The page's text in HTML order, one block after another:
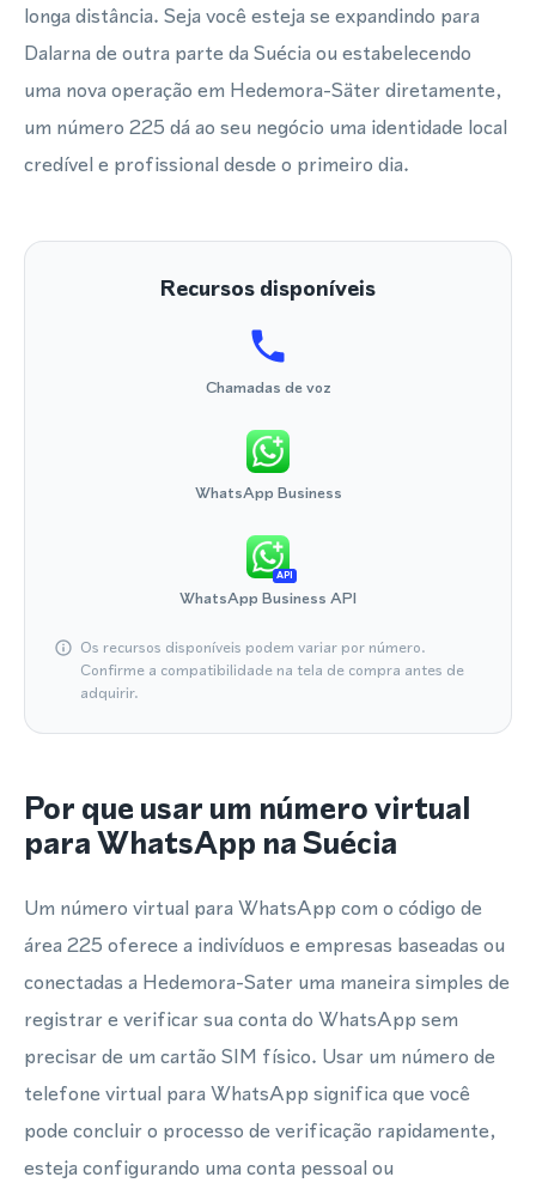
longa distância. Seja você esteja se expandindo para
Dalarna de outra parte da Suécia ou estabelecendo
uma nova operação em Hedemora-Säter diretamente,
um número 225 dá ao seu negócio uma identidade local
credível e profissional desde o primeiro dia.
Recursos disponíveis
Chamadas de voz
WhatsApp Business
API
WhatsApp Business API
Os recursos disponíveis podem variar por número.
Confirme a compatibilidade na tela de compra antes de
adquirir.
Por que usar um número virtual
para WhatsApp na Suécia
Um número virtual para WhatsApp com o código de
área 225 oferece a indivíduos e empresas baseadas ou
conectadas a Hedemora-Sater uma maneira simples de
registrar e verificar sua conta do WhatsApp sem
precisar de um cartão SIM físico. Usar um número de
telefone virtual para WhatsApp significa que você
pode concluir o processo de verificação rapidamente,
esteja configurando uma conta pessoal ou